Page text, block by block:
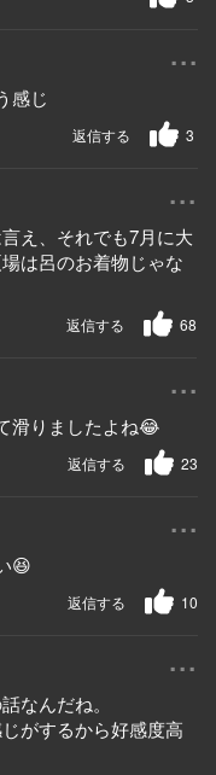
...
感じ
3
返信する
...
え、それでも7月に大
は呂のお着物じゃな
68
返信する
...
滑りましたよね😂
23
返信する
...
😆
10
返信する
...
なんだね。
がするから好感度高